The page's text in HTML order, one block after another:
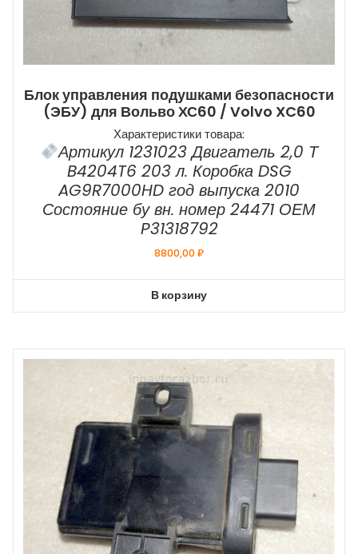
Блок управления подушками безопасности
(ЭБУ) для Вольво ХС60 / Volvo XC60
Характеристики товара:
Артикул 1231023 Двигатель 2,0 Т
B4204T6 203 л. Коробка DSG
AG9R7000HD год выпуска 2010
Состояние бу вн. номер 24471 ОЕМ
P31318792
8800,00₽
В корзину